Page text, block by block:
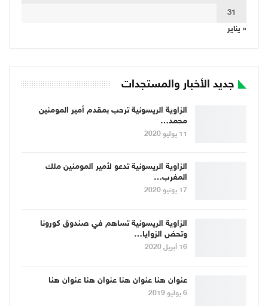
31
« يناير
جديد الأخبار والمستجدات
الزاوية الريسونية ترحب بمقدم أمير المومنين
محمد…
11 يوليو 2020
الزاوية الريسونية تدعو لأمير المومنين ملك
المغرب…
17 يونيو 2020
الزاوية الريسونية تساهم في صندوق كورونا
وتحض الزوايا…
16 أبريل 2020
عنوان هنا عنوان هنا عنوان هنا عنوان هنا
6 يوليو 2019